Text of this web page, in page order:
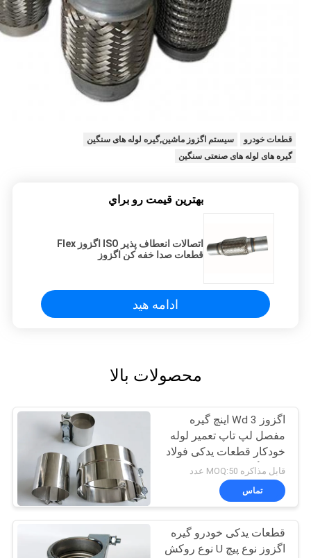
قطعات خودرو
سیستم اگزوز ماشین,گیره لوله های سنگین
گیره های لوله های صنعتی سنگین
بهترين قيمت رو براي
اتصالات انعطاف پذیر ISO اگزوز Flex
قطعات صدا خفه کن اگزوز
ادامه هید
محصولات بالا
اگزوز Wd 3 اینچ گیره
مفصل لپ تاپ تعمیر لوله
خودکار قطعات یدکی فولاد
ضد زنگ
قابل مذاکره MOQ:50 عدد
تماس
قطعات یدکی خودرو گیره
اگزوز نوع پیچ U نوع روکش